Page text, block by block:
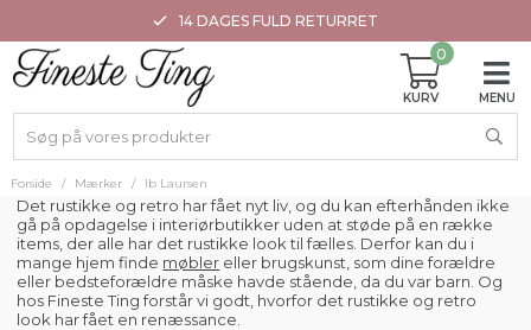
14 DAGES FULD RETURRET
0
Forside / Mærker / Ib Laursen
Det rustikke og retro har fået nyt liv, og du kan efterhånden ikke
gå på opdagelse i interiørbutikker uden at støde på en række
items, der alle har det rustikke look til fælles. Derfor kan du i
mange hjem finde møbler eller brugskunst, som dine forældre
eller bedsteforældre måske havde stående, da du var barn. Og
hos Fineste Ting forstår vi godt, hvorfor det rustikke og retro
look har fået en renæssance.